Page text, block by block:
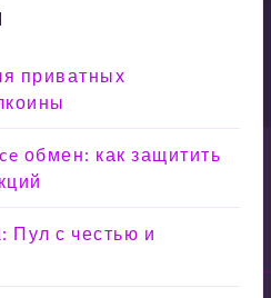
приватных
обмен: как защитить
Пул с честью и